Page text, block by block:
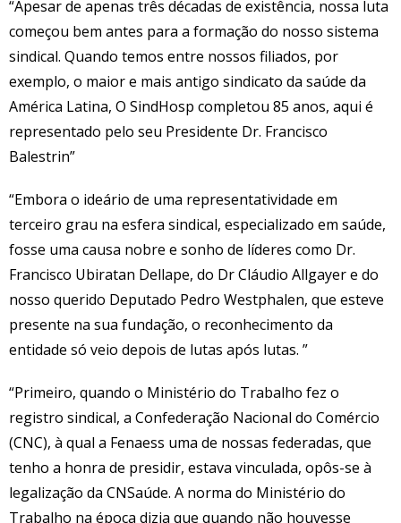
“Apesar de apenas três décadas de existência, nossa luta
começou bem antes para a formação do nosso sistema
sindical. Quando temos entre nossos filiados, por
exemplo, o maior e mais antigo sindicato da saúde da
América Latina, O SindHosp completou 85 anos, aqui é
representado pelo seu Presidente Dr. Francisco
Balestrin”
“Embora o ideário de uma representatividade em
terceiro grau na esfera sindical, especializado em saúde,
fosse uma causa nobre e sonho de líderes como Dr.
Francisco Ubiratan Dellape, do Dr Cláudio Allgayer e do
nosso querido Deputado Pedro Westphalen, que esteve
presente na sua fundação, o reconhecimento da
entidade só veio depois de lutas após lutas. ”
“Primeiro, quando o Ministério do Trabalho fez o
registro sindical, a Confederação Nacional do Comércio
(CNC), à qual a Fenaess uma de nossas federadas, que
tenho a honra de presidir, estava vinculada, opôs-se à
legalização da CNSaúde. A norma do Ministério do
Trabalho na época dizia que quando não houvesse